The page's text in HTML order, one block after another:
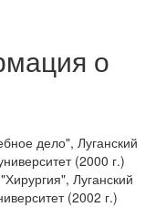
о
дело", Луганский
(2000 г.)
Луганский
(2002 г.)